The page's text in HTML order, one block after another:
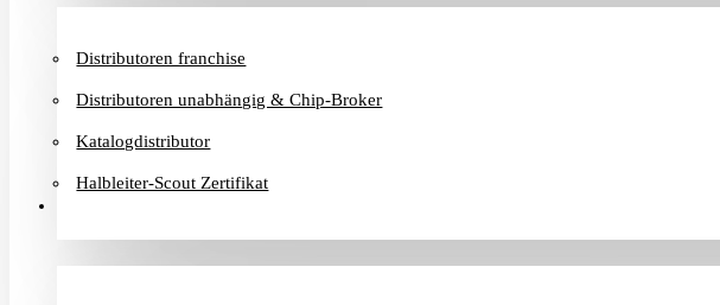
Distributoren franchise
Distributoren unabhängig & Chip-Broker
Katalogdistributor
Halbleiter-Scout Zertifikat